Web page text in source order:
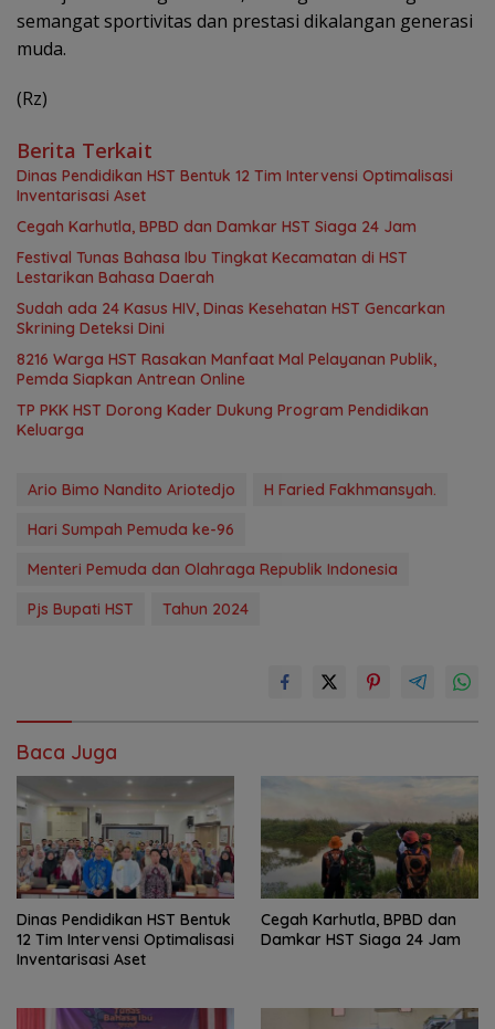
semangat sportivitas dan prestasi dikalangan generasi
muda.
(Rz)
Berita Terkait
Dinas Pendidikan HST Bentuk 12 Tim Intervensi Optimalisasi
Inventarisasi Aset
Cegah Karhutla, BPBD dan Damkar HST Siaga 24 Jam
Festival Tunas Bahasa Ibu Tingkat Kecamatan di HST
Lestarikan Bahasa Daerah
Sudah ada 24 Kasus HIV, Dinas Kesehatan HST Gencarkan
Skrining Deteksi Dini
8216 Warga HST Rasakan Manfaat Mal Pelayanan Publik,
Pemda Siapkan Antrean Online
TP PKK HST Dorong Kader Dukung Program Pendidikan
Keluarga
Ario Bimo Nandito Ariotedjo
H Faried Fakhmansyah.
Hari Sumpah Pemuda ke-96
Menteri Pemuda dan Olahraga Republik Indonesia
Pjs Bupati HST
Tahun 2024
Baca Juga
Dinas Pendidikan HST Bentuk
12 Tim Intervensi Optimalisasi
Inventarisasi Aset
Cegah Karhutla, BPBD dan
Damkar HST Siaga 24 Jam